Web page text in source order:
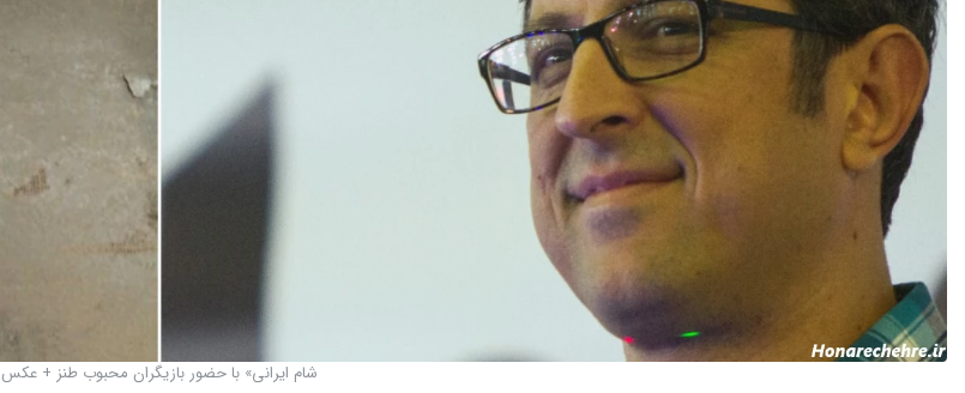
شام ایرانی» با حضور بازیگران محبوب طنز + عکس